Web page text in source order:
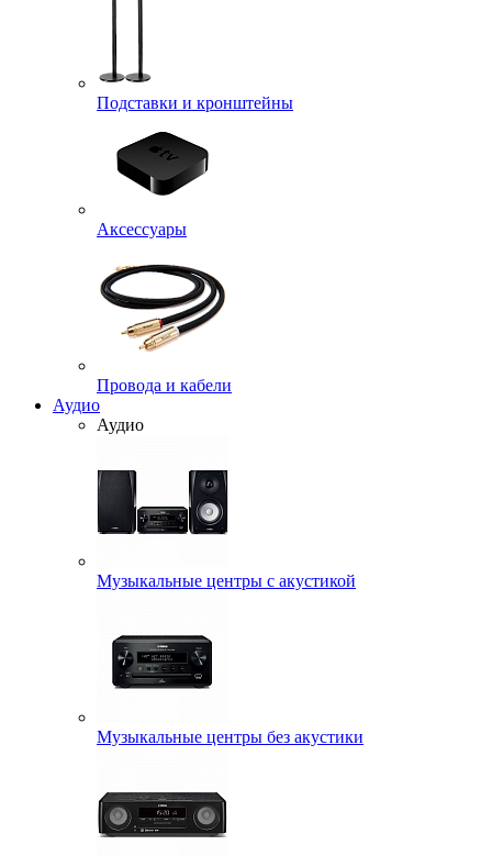
Подставки и кронштейны
Аксессуары
Провода и кабели
Аудио
Аудио
Музыкальные центры с акустикой
Музыкальные центры без акустики